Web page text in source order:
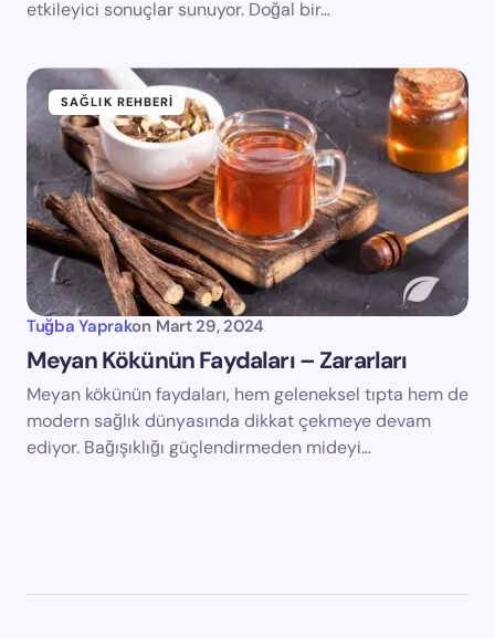
etkileyici sonuçlar sunuyor. Doğal bir…
SAĞLIK REHBERI
Tuğba Yaprakon Mart 29, 2024
Meyan Kökünün Faydaları – Zararları
Meyan kökünün faydaları, hem geleneksel tıpta hem de
modern sağlık dünyasında dikkat çekmeye devam
ediyor. Bağışıklığı güçlendirmeden mideyi…